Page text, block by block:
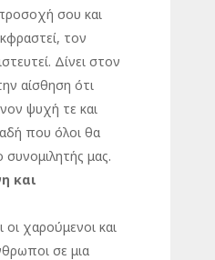
σου και
τον
Δίνει στον
αίσθηση ότι
ψυχή τε και
που όλοι θα
συνομιλητής μας.
και
οι χαρούμενοι και
σε μια